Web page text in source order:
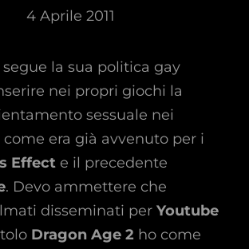
4 Aprile 2011
segue la sua politica gay
nei propri giochi la
sessuale nei
era già avvenuto per i
Effect e il precedente
. Devo ammettere che
disseminati per Youtube
Dragon Age 2 ho come